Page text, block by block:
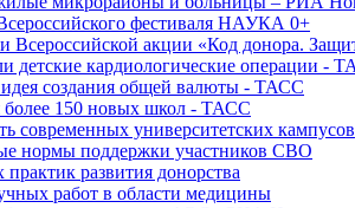
фестиваля НАУКА 0+
акции «Код донора.
детские кардиологические операции -
создания общей валюты - ТАСС
более 150 новых школ - ТАСС
современных университетских кампусов
нормы поддержки участников СВО
развития донорства
работ в области медицины